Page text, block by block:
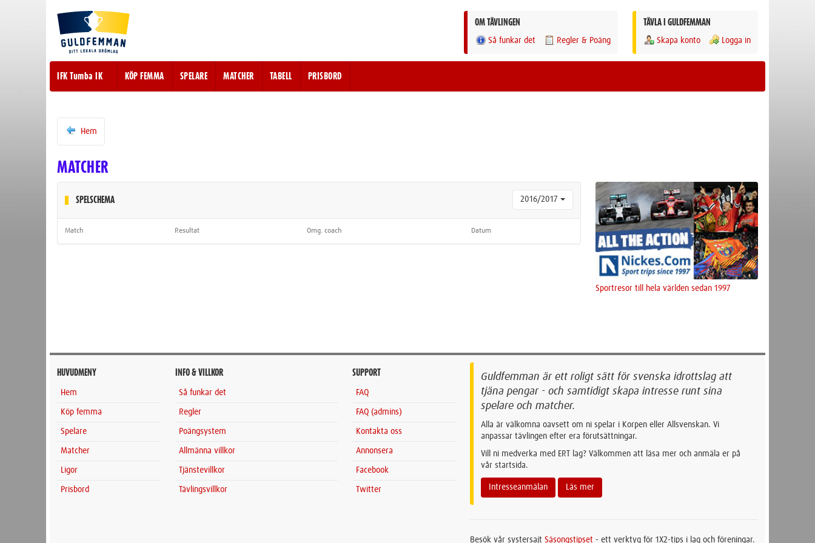
TÄVLA I GULDFEMMAN
Skapa konto Logga in
OM TÄVLINGEN
Så funkar det Regler & Poäng
IFK Tumba IK KÖP FEMMA SPELARE MATCHER TABELL PRISBORD
Hem
MATCHER
SPELSCHEMA 2016/2017
Match Resultat Omg. coach Datum
Sportresor till hela världen sedan 1997
HUVUDMENY
Hem
Köp femma
Spelare
Matcher
Ligor
Prisbord
INFO & VILLKOR
Så funkar det
Regler
Poängsystem
Allmänna villkor
Tjänstevillkor
Tävlingsvillkor
SUPPORT
FAQ
FAQ (admins)
Kontakta oss
Annonsera
Facebook
Twitter
Guldfemman är ett roligt sätt för svenska idrottslag att
tjäna pengar - och samtidigt skapa intresse runt sina
spelare och matcher.
Alla är välkomna oavsett om ni spelar i Korpen eller Allsvenskan. Vi
anpassar tävlingen efter era förutsättningar.
Vill ni medverka med ERT lag? Välkommen att läsa mer och anmäla er på
vår startsida.
Intresseanmälan Läs mer
Besök vår systersajtSäsongstipset - ett verktyg för 1X2-tips i lag och föreningar.